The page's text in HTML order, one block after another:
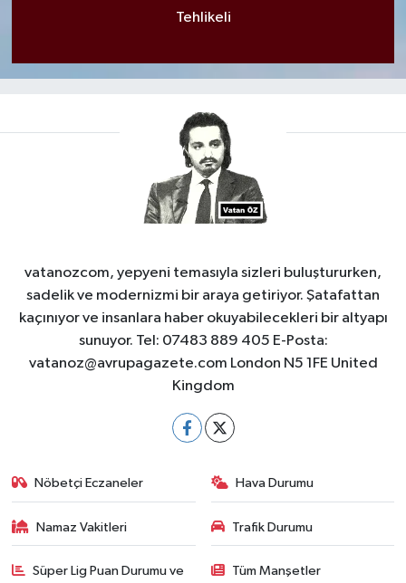
Tehlikeli
vatanozcom, yepyeni temasıyla sizleri buluştururken,
sadelik ve modernizmi bir araya getiriyor. Şatafattan
kaçınıyor ve insanlara haber okuyabilecekleri bir altyapı
sunuyor. Tel: 07483 889 405 E-Posta:
vatanoz@avrupagazete.com London N5 1FE United
Kingdom
Nöbetçi Eczaneler Hava Durumu
Namaz Vakitleri Trafik Durumu
Süper Lig Puan Durumu ve Tüm Manşetler